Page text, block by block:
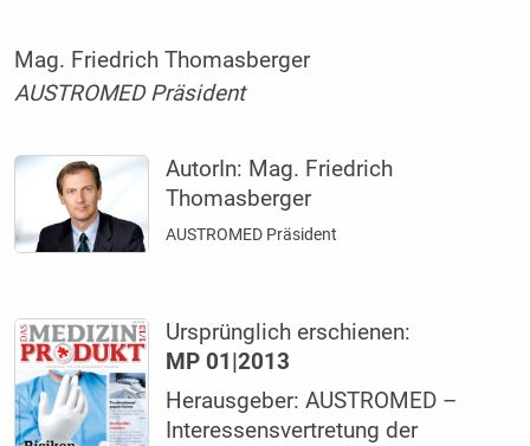
Mag. Friedrich Thomasberger
AUSTROMED Präsident
AutorIn: Mag. Friedrich
Thomasberger
AUSTROMED Präsident
Ursprünglich erschienen:
MP 01|2013
Herausgeber: AUSTROMED –
Interessensvertretung der